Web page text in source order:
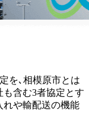
を､相模原市とは
含む3者協定とす
れや輸配送の機能